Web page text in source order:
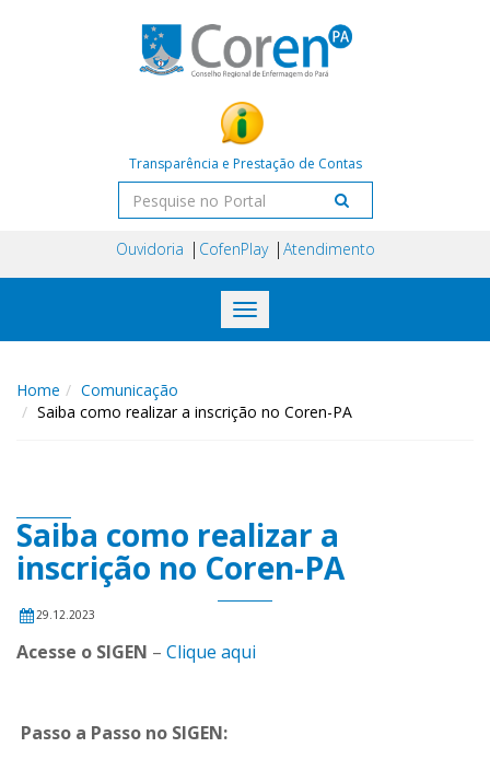
Transparência e Prestação de Contas
Ouvidoria CofenPlay Atendimento
Toggle
navigation
Home
Comunicação
Saiba como realizar a inscrição no Coren-PA
Saiba como realizar a
inscrição no Coren-PA
29.12.2023
Acesse o SIGEN – Clique aqui
Passo a Passo no SIGEN: